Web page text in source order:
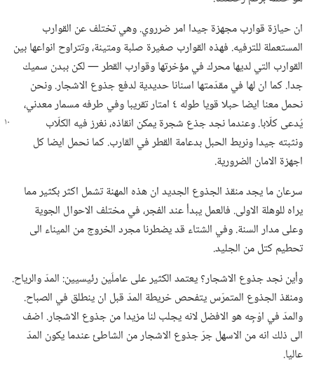
ان حيازة قوارب مجهزة جيدا امر ضرروي.‏ وهي تختلف عن القوارب
المستعملة للترفيه.‏ فهذه القوارب صغيرة صلبة ومتينة،‏ وتتراوح انواعها بين
القوارب التي لديها محرك في مؤخرتها وقوارب القطر —‏ لكن ببدن سميك
جدا.‏ كما ان لها في مقدّمتها اسنانا حديدية لدفع جذوع الاشجار.‏ ونحن
نحمل معنا ايضا حبلا قويا طوله ٤ امتار تقريبا وفي طرفه مسمار معدني،‏
يُدعى كلّابا.‏ وعندمانجد جذع شجرة يمكن انقاذه،‏ نغرز فيه الكلّاب
ونثبته جيدا ونربط الحبل بدعامة القطر في القارب.‏ كما نحمل ايضا كل
اجهزة الامان الضرورية.‏
سرعان ما يجد منقذ الجذوع الجديد ان هذه المهنة تشمل اكثر بكثير مما
يراه للوهلة الاولى.‏ فالعمل يبدأ عند الفجر،‏ في مختلف الاحوال الجوية
وعلى مدار السنة.‏ وفي الشتاء قد يضطرنا مجرد الخروج من الميناء الى
تحطيم كتل من الجليد.‏
وأين نجد جذوع الاشجار؟‏ يعتمد الكثير على عاملَين رئيسيين:‏ المدّ والرياح.‏
ومنقذ الجذوع المتمرّس يتفحص خريطة المدّ قبل ان ينطلق في الصباح.‏
والمدّ في اوْجِه هو الافضل لانه يجلب لنا مزيدا من جذوع الاشجار.‏ اضف
الى ذلك انه من الاسهل جرّ جذوع الاشجار من الشاطئ عندما يكون المدّ
عاليا.‏